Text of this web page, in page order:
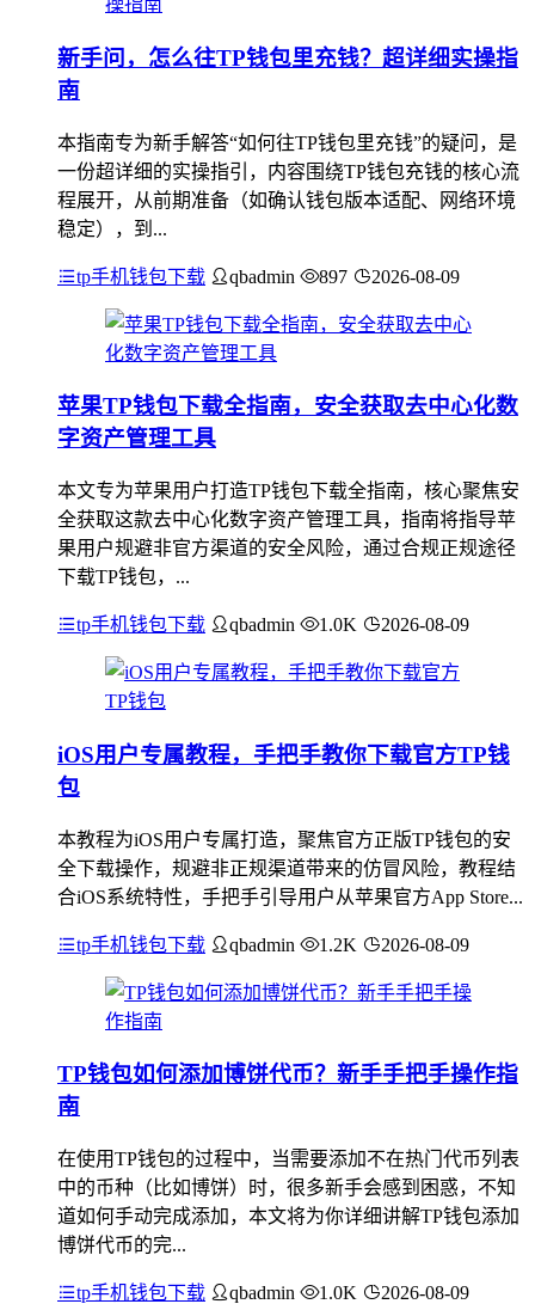
新手问，怎么往TP钱包里充钱？超详细实操指
南
本指南专为新手解答“如何往TP钱包里充钱”的疑问，是
一份超详细的实操指引，内容围绕TP钱包充钱的核心流
程展开，从前期准备（如确认钱包版本适配、网络环境
稳定），到...
tp手机钱包下载 qbadmin 897 2026-08-09
苹果TP钱包下载全指南，安全获取去中心化数
字资产管理工具
本文专为苹果用户打造TP钱包下载全指南，核心聚焦安
全获取这款去中心化数字资产管理工具，指南将指导苹
果用户规避非官方渠道的安全风险，通过合规正规途径
下载TP钱包，...
tp手机钱包下载 qbadmin 1.0K 2026-08-09
iOS用户专属教程，手把手教你下载官方TP钱
包
本教程为iOS用户专属打造，聚焦官方正版TP钱包的安
全下载操作，规避非正规渠道带来的仿冒风险，教程结
合iOS系统特性，手把手引导用户从苹果官方App Store...
tp手机钱包下载 qbadmin 1.2K 2026-08-09
TP钱包如何添加博饼代币？新手手把手操作指
南
在使用TP钱包的过程中，当需要添加不在热门代币列表
中的币种（比如博饼）时，很多新手会感到困惑，不知
道如何手动完成添加，本文将为你详细讲解TP钱包添加
博饼代币的完...
tp手机钱包下载 qbadmin 1.0K 2026-08-09